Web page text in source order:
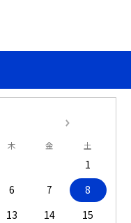
木 金 土
1
6 7
8
13 14
15